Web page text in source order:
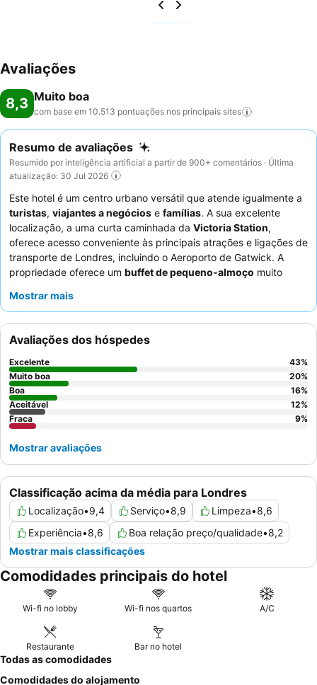
Avaliações
8,3 Muito boa
com base em 10.513 pontuações nos principais sites
Resumo de avaliações
Resumido por inteligência artificial a partir de 900+ comentários · Última
atualização: 30 Jul 2026
Este hotel é um centro urbano versátil que atende igualmente a
turistas, viajantes a negócios e famílias. A sua excelente
localização, a uma curta caminhada da Victoria Station,
oferece acesso conveniente às principais atrações e ligações de
transporte de Londres, incluindo o Aeroporto de Gatwick. A
propriedade oferece um buffet de pequeno-almoço muito
de dia. Os hóspedes elogiam consistentemente os
todos os pedidos. Para uma estadia mais tranquila, os hóspedes
devem considerar solicitar um quarto virado para o jardim.
Mostrar mais
Classificação acima da média para Londres
Localização•9,4 Serviço•8,9 Limpeza•8,6
Experiência•8,6 Boa relação preço/qualidade•8,2
Mostrar mais classificações
Avaliações dos hóspedes
Excelente 43%
Muito boa
20%
Boa
16%
Aceitável
12%
Fraca
9%
Mostrar avaliações
Comodidades principais do hotel
Wi-fi no lobby Wi-fi nos quartos A/C
Restaurante Bar no hotel
Todas as comodidades
Comodidades do alojamento